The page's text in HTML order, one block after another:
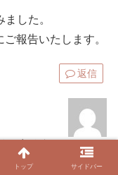
した。
報告いたします。
返信
いませんで
トップ サイドバー